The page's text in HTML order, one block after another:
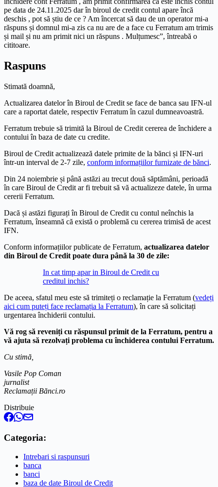
pe data de 24.11.2025 dar în biroul de credit contul apare încă
deschis , pot să știu de ce ? Am încercat să dau de un operator mi-a
răspuns și domnul mi-a zis ca nu are de a face cu Ferratum am trimis
și mail și nu am primit nici un răspuns . Mulțumesc”, întreabă o
cititoare.
Raspuns
Stimată doamnă,
Actualizarea datelor în Biroul de Credit se face de banca sau IFN-ul
care a raportat datele, respectiv Ferratum în cazul dumneavoastră.
Ferratum trebuie să trimită la Biroul de Credit cererea de închidere a
contului în baza de date cu credite.
Biroul de Credit actualizează datele primite de la bănci și IFN-uri
într-un interval de 2-7 zile, conform informațiilor furnizate de bănci.
Din 24 noiembrie și până astăzi au trecut două săptămâni, perioadă
în care Biroul de Credit ar fi trebuit să vă actualizeze datele, în urma
cererii Ferratum.
Dacă și astăzi figurați în Biroul de Credit cu contul neînchis la
Ferratum, înseamnă că există o problemă cu cererea trimisă de acest
IFN.
Conform informațiilor publicate de Ferratum, actualizarea datelor
din Biroul de Credit poate dura până la 30 de zile:
In cat timp apar in Biroul de Credit cu
creditul inchis?
De aceea, sfatul meu este să trimiteți o reclamație la Ferratum (vedeți
aici cum puteți face reclamația la Ferratum), în care să solicitați
urgentarea închiderii contului.
Vă rog să reveniți cu răspunsul primit de la Ferratum, pentru a
vă ajuta să rezolvați problema cu închiderea contului Ferratum.
Cu stimă,
Vasile Pop Coman
jurnalist
Reclamații Bănci.ro
Distribuie
Categoria:
Intrebari si raspunsuri
banca
banci
baza de date Biroul de Credit